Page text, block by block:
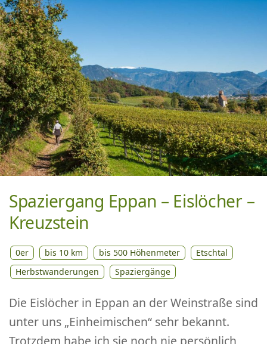
Spaziergang Eppan – Eislöcher –
Kreuzstein
0er bis 10 km bis 500 Höhenmeter
Etschtal
Herbstwanderungen
Spaziergänge
Die Eislöcher in Eppan an der Weinstraße sind
unter uns „Einheimischen“ sehr bekannt.